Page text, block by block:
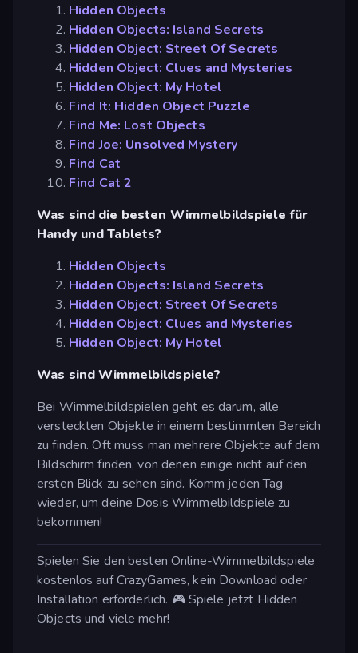
Hidden Objects
Hidden Objects: Island Secrets
Hidden Object: Street Of Secrets
Hidden Object: Clues and Mysteries
Hidden Object: My Hotel
Find It: Hidden Object Puzzle
Find Me: Lost Objects
Find Joe: Unsolved Mystery
Find Cat
Find Cat 2
Was sind die besten Wimmelbildspiele für
Handy und Tablets?
Hidden Objects
Hidden Objects: Island Secrets
Hidden Object: Street Of Secrets
Hidden Object: Clues and Mysteries
Hidden Object: My Hotel
Was sind Wimmelbildspiele?
Bei Wimmelbildspielen geht es darum, alle
versteckten Objekte in einem bestimmten Bereich
zu finden. Oft muss man mehrere Objekte auf dem
Bildschirm finden, von denen einige nicht auf den
ersten Blick zu sehen sind. Komm jeden Tag
wieder, um deine Dosis Wimmelbildspiele zu
bekommen!
Spielen Sie den besten Online-Wimmelbildspiele
kostenlos auf CrazyGames, kein Download oder
Installation erforderlich. 🎮 Spiele jetzt Hidden
Objects und viele mehr!